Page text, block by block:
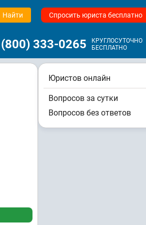
Найти Спросить юриста бесплатно
333-0265
КРУГЛОСУТОЧНО
БЕСПЛАТНО
Юристов онлайн
Вопросов за сутки
Вопросов без ответов